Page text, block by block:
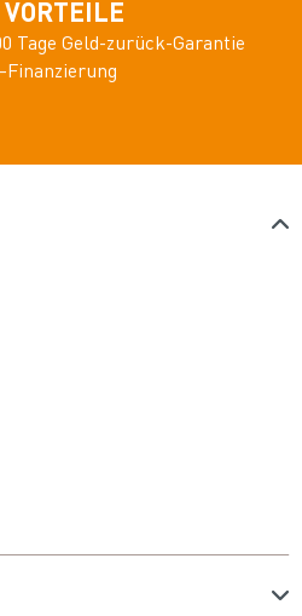
VORTEILE
Tage Geld-zurück-Garantie